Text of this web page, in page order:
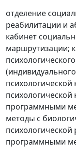
отделение
реабилитации и
кабинет
маршрутизации;
психологической
программными
методы с
психологической
программными